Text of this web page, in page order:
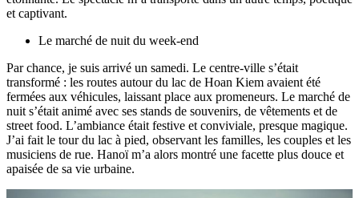
et captivant.
Le marché de nuit du week-end
Par chance, je suis arrivé un samedi. Le centre-ville s’était
transformé : les routes autour du lac de Hoan Kiem avaient été
fermées aux véhicules, laissant place aux promeneurs. Le marché de
nuit s’était animé avec ses stands de souvenirs, de vêtements et de
street food. L’ambiance était festive et conviviale, presque magique.
J’ai fait le tour du lac à pied, observant les familles, les couples et les
musiciens de rue. Hanoï m’a alors montré une facette plus douce et
apaisée de sa vie urbaine.